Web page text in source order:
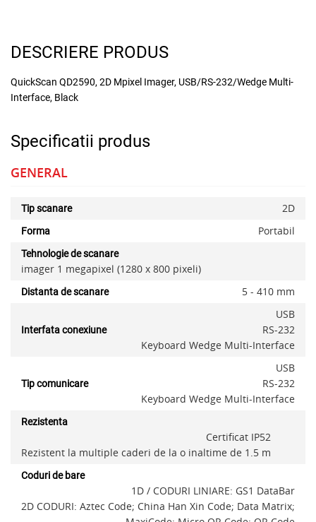
DESCRIERE PRODUS
QuickScan QD2590, 2D Mpixel Imager, USB/RS-232/Wedge Multi-
Interface, Black
Specificatii produs
GENERAL
Tip scanare 2D
Forma Portabil
Tehnologie de scanare
imager 1 megapixel (1280 x 800 pixeli)
Distanta de scanare 5 - 410 mm
Interfata conexiune
USB
RS-232
Keyboard Wedge Multi-Interface
Tip comunicare
USB
RS-232
Keyboard Wedge Multi-Interface
Rezistenta
Certificat IP52
Rezistent la multiple caderi de la o inaltime de 1.5 m
Coduri de bare
1D / CODURI LINIARE: GS1 DataBar
2D CODURI: Aztec Code; China Han Xin Code; Data Matrix;
x